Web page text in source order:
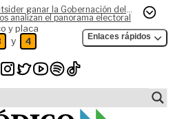
ganar la Gobernación del
analizan el panorama electoral
y placa
y 4 Enlaces rápidos